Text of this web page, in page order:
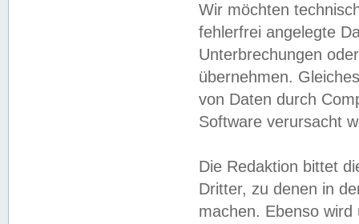
Wir möchten
fehlerfrei angelegte
Unterbrechungen
übernehmen.
von Daten durch
Software verursacht
Die Redaktion bittet
Dritter, zu denen in
machen. Ebenso